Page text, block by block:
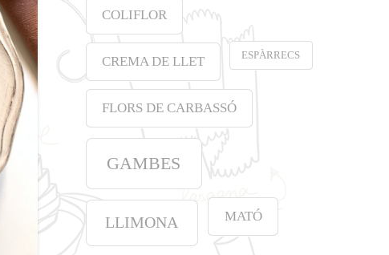
COLIFLOR
CREMA DE LLET ESPÀRRECS
FLORS DE CARBASSÓ
GAMBES
LLIMONA MATÓ